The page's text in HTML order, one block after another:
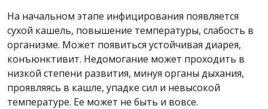
На начальном этапе инфицирования появляется
сухой кашель, повышение температуры, слабость в
организме. Может появиться устойчивая диарея,
конъюнктивит. Недомогание может проходить в
низкой степени развития, минуя органы дыхания,
проявляясь в кашле, упадке сил и невысокой
температуре. Ее может не быть и вовсе.